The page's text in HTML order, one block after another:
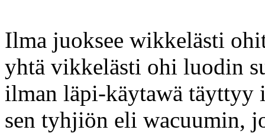
Ilma juoksee wikkelästi
yhtä vikkelästi ohi luodin
ilman läpi-käytawä täyttyy
sen tyhjiön eli wacuumin,